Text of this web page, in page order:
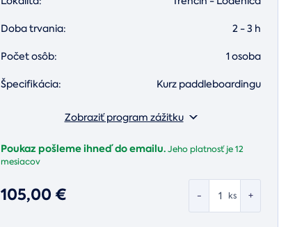
Doba trvania: 2 - 3 h
Počet osôb: 1 osoba
Špecifikácia: Kurz paddleboardingu
Zobraziť program zážitku
Poukaz pošleme ihneď do emailu.Jeho platnosť je12
mesiacov
- +
ks
105,00 €